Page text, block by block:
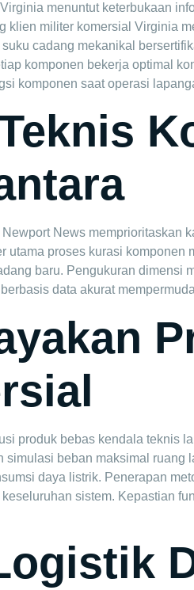
menuntut keterbukaan
klien militer komersial Virginia
cadang mekanikal
komponen bekerja optimal
komponen saat operasi
News
utama proses kurasi
baru. Pengukuran
data akurat
produk bebas kendala teknis
beban maksimal
daya listrik. Penerapan
sistem. Kepastian